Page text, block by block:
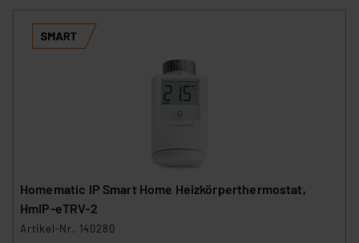
Homematic IP Smart Home Heizkörperthermostat,
HmIP-eTRV-2
Artikel-Nr. 140280